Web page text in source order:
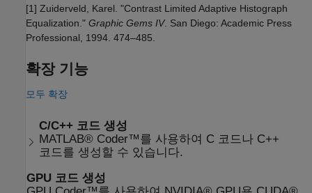
[1] Zuiderveld, Karel. "Contrast Limited Adaptive Histograph
Equalization." Graphic Gems IV. San Diego: Academic Press
Professional, 1994. 474–485.
확장 기능
모두 확장
C/C++ 코드 생성
MATLAB® Coder™를 사용하여 C 코드나 C++
코드를 생성할 수 있습니다.
GPU 코드 생성